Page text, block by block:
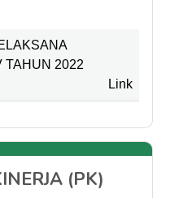
TAHUN 2022
Link
(PK)